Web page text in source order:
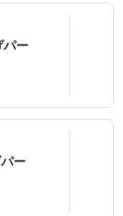
パー
ー